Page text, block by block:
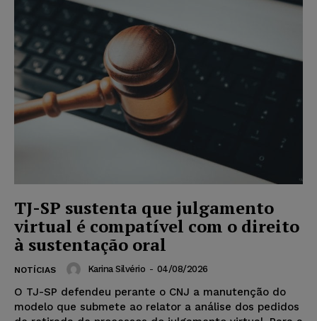
TJ-SP sustenta que julgamento
virtual é compatível com o direito
à sustentação oral
NOTÍCIAS Karina Silvério - 04/08/2026
O TJ-SP defendeu perante o CNJ a manutenção do
modelo que submete ao relator a análise dos pedidos